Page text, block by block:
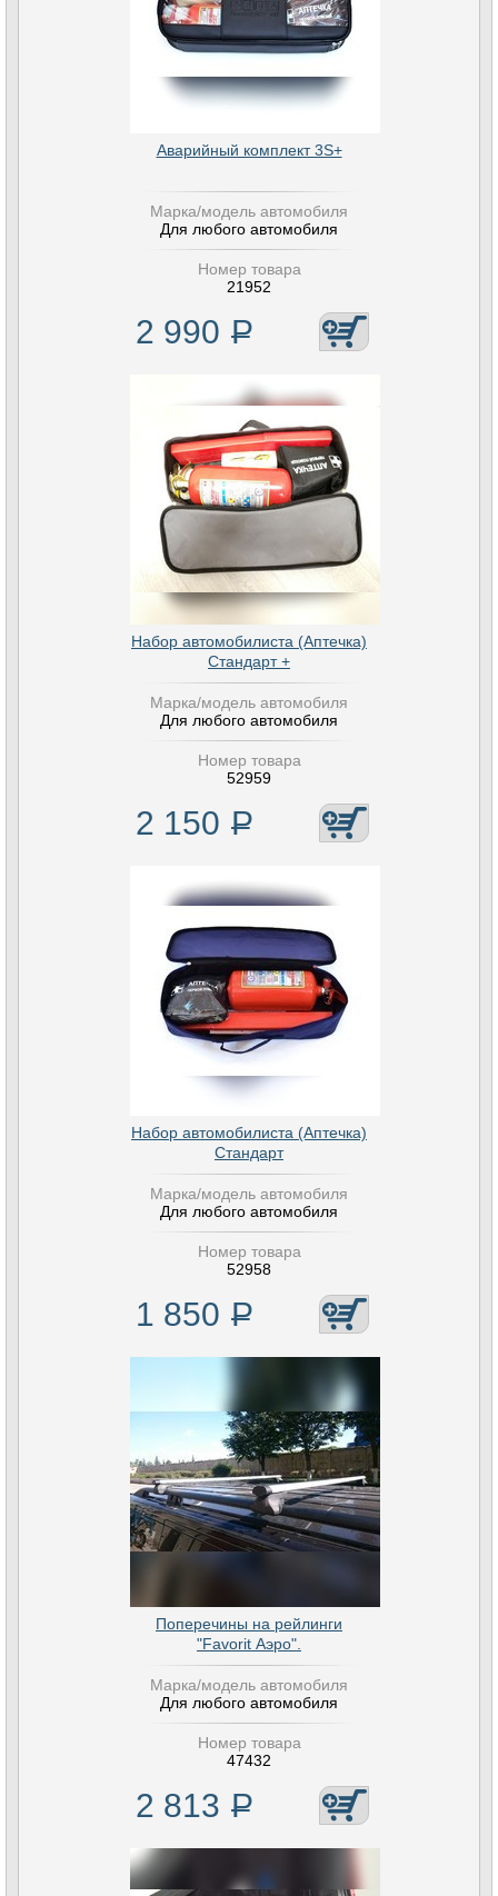
Аварийный комплект 3S+
Марка/модель автомобиля
Для любого автомобиля
Номер товара
21952
2 990 Р
Набор автомобилиста (Аптечка)
Стандарт +
Марка/модель автомобиля
Для любого автомобиля
Номер товара
52959
2 150 Р
Набор автомобилиста (Аптечка)
Стандарт
Марка/модель автомобиля
Для любого автомобиля
Номер товара
52958
1 850 Р
Поперечины на рейлинги
"Favorit Аэро".
Марка/модель автомобиля
Для любого автомобиля
Номер товара
47432
2 813 Р